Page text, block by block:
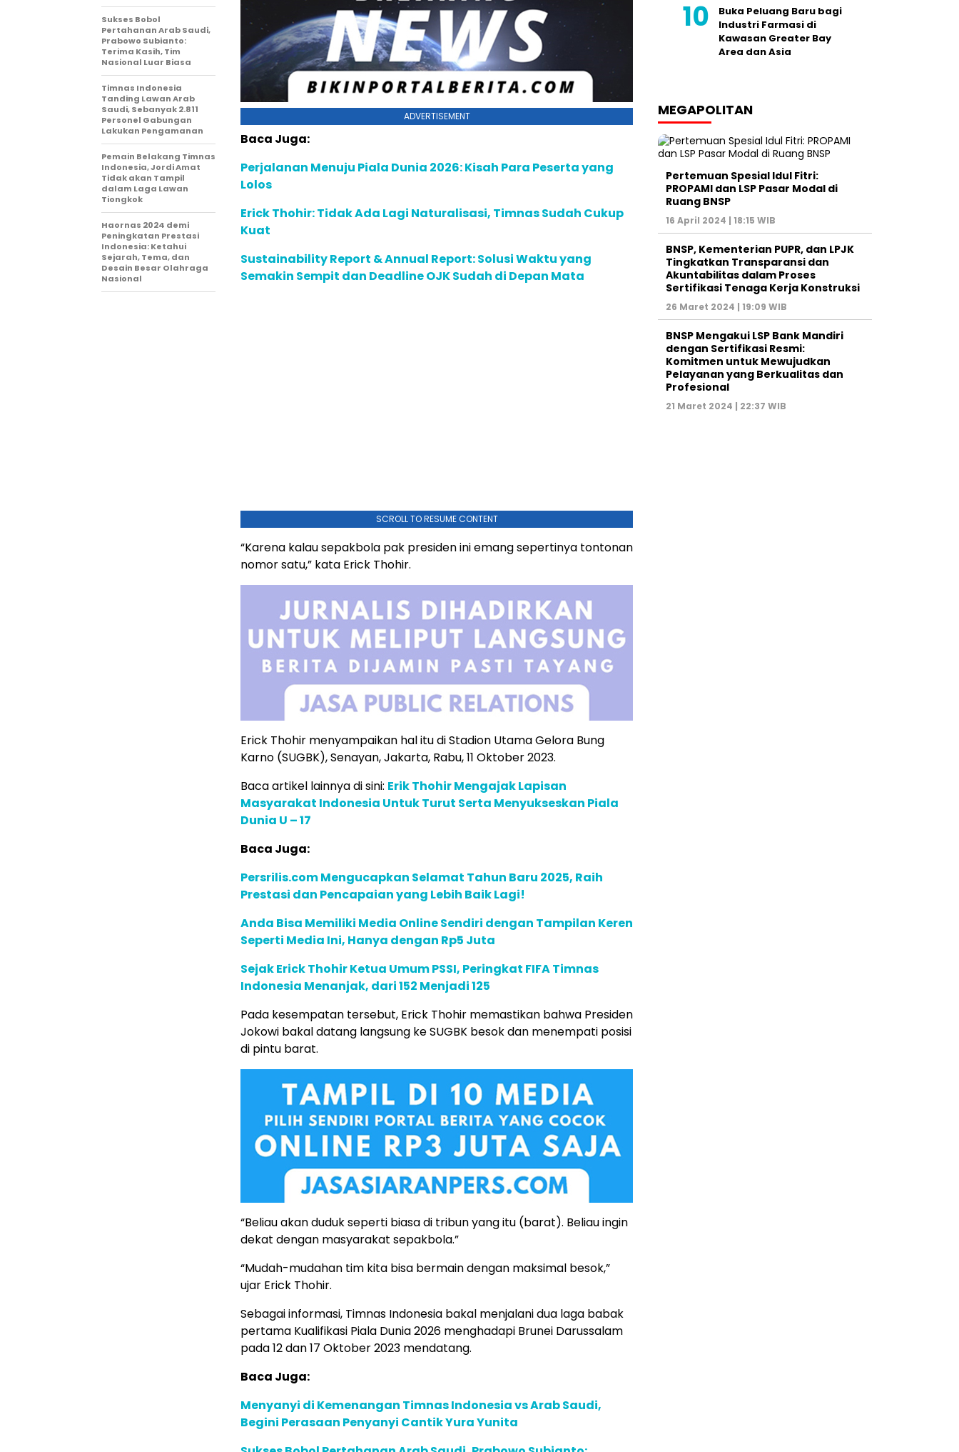
ADVERTISEMENT
Baca Juga:
Perjalanan Menuju Piala Dunia 2026: Kisah Para Peserta yang
Lolos
Erick Thohir: Tidak Ada Lagi Naturalisasi, Timnas Sudah Cukup
Kuat
Sustainability Report & Annual Report: Solusi Waktu yang
Semakin Sempit dan Deadline OJK Sudah di Depan Mata
SCROLL TO RESUME CONTENT
“Karena kalau sepakbola pak presiden ini emang sepertinya tontonan
nomor satu,” kata Erick Thohir.
Erick Thohir menyampaikan hal itu di Stadion Utama Gelora Bung
Karno (SUGBK), Senayan, Jakarta, Rabu, 11 Oktober 2023.
Baca artikel lainnya di sini: Erik Thohir Mengajak Lapisan
Masyarakat Indonesia Untuk Turut Serta Menyukseskan Piala
Dunia U – 17
Baca Juga:
Persrilis.com Mengucapkan Selamat Tahun Baru 2025, Raih
Prestasi dan Pencapaian yang Lebih Baik Lagi!
Anda Bisa Memiliki Media Online Sendiri dengan Tampilan Keren
Seperti Media Ini, Hanya dengan Rp5 Juta
Sejak Erick Thohir Ketua Umum PSSI, Peringkat FIFA Timnas
Indonesia Menanjak, dari 152 Menjadi 125
Pada kesempatan tersebut, Erick Thohir memastikan bahwa Presiden
Jokowi bakal datang langsung ke SUGBK besok dan menempati posisi
di pintu barat.
“Beliau akan duduk seperti biasa di tribun yang itu (barat). Beliau ingin
dekat dengan masyarakat sepakbola.”
“Mudah-mudahan tim kita bisa bermain dengan maksimal besok,”
ujar Erick Thohir.
Sebagai informasi, Timnas Indonesia bakal menjalani dua laga babak
pertama Kualifikasi Piala Dunia 2026 menghadapi Brunei Darussalam
pada 12 dan 17 Oktober 2023 mendatang.
Baca Juga:
Menyanyi di Kemenangan Timnas Indonesia vs Arab Saudi,
Begini Perasaan Penyanyi Cantik Yura Yunita
Sukses Bobol
Pertahanan Arab Saudi,
Prabowo Subianto:
Terima Kasih, Tim
Nasional Luar Biasa
Timnas Indonesia
Tanding Lawan Arab
Saudi, Sebanyak 2.811
Personel Gabungan
Lakukan Pengamanan
Pemain Belakang Timnas
Indonesia, Jordi Amat
Tidak akan Tampil
dalam Laga Lawan
Tiongkok
Haornas 2024 demi
Peningkatan Prestasi
Indonesia: Ketahui
Sejarah, Tema, dan
Desain Besar Olahraga
Nasional
Buka Peluang Baru bagi
Industri Farmasi di
Kawasan Greater Bay
Area dan Asia
MEGAPOLITAN
Pertemuan Spesial Idul Fitri:
PROPAMI dan LSP Pasar Modal di
Ruang BNSP
16 April 2024 | 18:15 WIB
BNSP, Kementerian PUPR, dan LPJK
Tingkatkan Transparansi dan
Akuntabilitas dalam Proses
Sertifikasi Tenaga Kerja Konstruksi
26 Maret 2024 | 19:09 WIB
BNSP Mengakui LSP Bank Mandiri
dengan Sertifikasi Resmi:
Komitmen untuk Mewujudkan
Pelayanan yang Berkualitas dan
Profesional
21 Maret 2024 | 22:37 WIB